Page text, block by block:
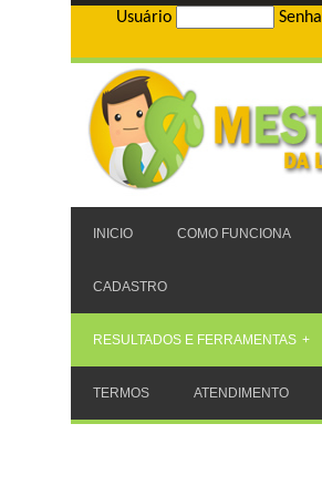
Usuário Senha
INICIO COMO FUNCIONA
CADASTRO
RESULTADOS E FERRAMENTAS
TERMOS ATENDIMENTO